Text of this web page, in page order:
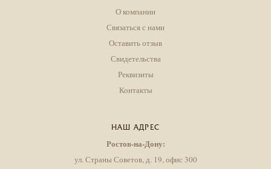
О компании
Связаться с нами
Оставить отзыв
Свидетельства
Реквизиты
Контакты
НАШ АДРЕС
Ростов-на-Дону:
ул. Страны Советов, д. 19, офис 300